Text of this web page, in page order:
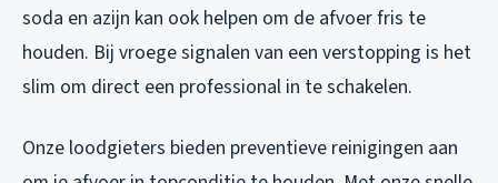
soda en azijn kan ook helpen om de afvoer fris te
houden. Bij vroege signalen van een verstopping is het
slim om direct een professional in te schakelen.
Onze loodgieters bieden preventieve reinigingen aan